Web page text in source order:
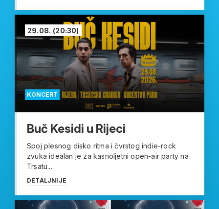
KONCERT
29.08. (20:30)
Buč Kesidi u Rijeci
Spoj plesnog disko ritma i čvrstog indie-rock
zvuka idealan je za kasnoljetni open-air party na
Trsatu....
DETALJNIJE